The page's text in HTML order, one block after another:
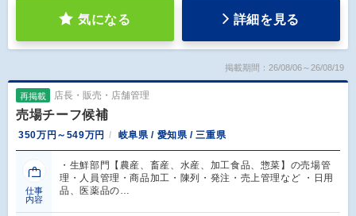
気になる 詳細を見る
掲載期間：26/08/06～26/08/19
再掲載 店長・販売・店舗管理
売場チーフ候補
350万円～549万円 岐阜県 / 愛知県 / 三重県
仕事
内容
・生鮮部門【農産、畜産、水産、加工食品、惣菜】の売場管
理・人員管理・商品加工・陳列・発注・売上管理など ・日用
品、医薬品の…